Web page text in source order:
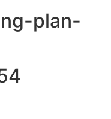
plan-